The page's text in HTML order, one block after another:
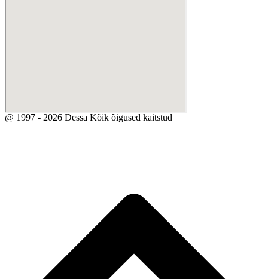
@ 1997 - 2026 Dessa Kõik õigused kaitstud